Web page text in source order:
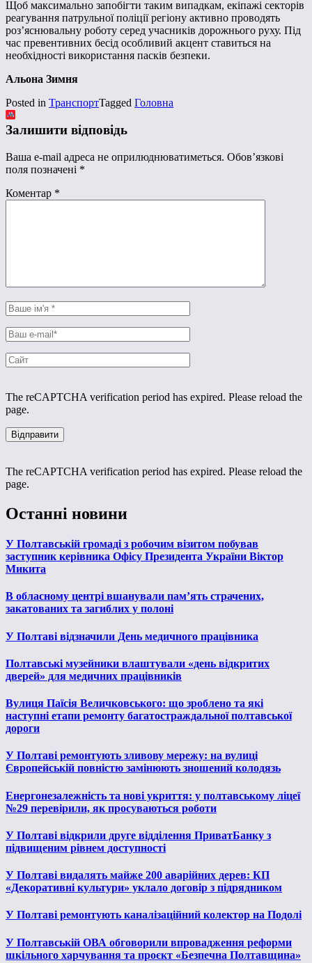
Щоб максимально запобігти таким випадкам, екіпажі секторів
реагування патрульної поліції регіону активно проводять
роз’яснювальну роботу серед учасників дорожнього руху. Під
час превентивних бесід особливий акцент ставиться на
необхідності використання пасків безпеки.
Альона Зимня
Posted in ТранспортTagged Головна
Залишити відповідь
Ваша e-mail адреса не оприлюднюватиметься. Обов’язкові
поля позначені *
Коментар *
The reCAPTCHA verification period has expired. Please reload the
page.
The reCAPTCHA verification period has expired. Please reload the
page.
Останні новини
У Полтавській громаді з робочим візитом побував
заступник керівника Офісу Президента України Віктор
Микита
В обласному центрі вшанували пам’ять страчених,
закатованих та загиблих у полоні
У Полтаві відзначили День медичного працівника
Полтавські музейники влаштували «день відкритих
дверей» для медичних працівників
Вулиця Паїсія Величковського: що зроблено та які
наступні етапи ремонту багатостраждальної полтавської
дороги
У Полтаві ремонтують зливову мережу: на вулиці
Європейській повністю замінюють зношений колодязь
Енергонезалежність та нові укриття: у полтавському ліцеї
№29 перевірили, як просуваються роботи
У Полтаві відкрили друге відділення ПриватБанку з
підвищеним рівнем доступності
У Полтаві видалять майже 200 аварійних дерев: КП
«Декоративні культури» уклало договір з підрядником
У Полтаві ремонтують каналізаційний колектор на Подолі
У Полтавській ОВА обговорили впровадження реформи
шкільного харчування та проєкт «Безпечна Полтавщина»